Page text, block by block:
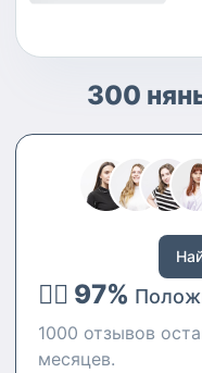
300
👍🏻 97%
1000 отзывов
месяцев.